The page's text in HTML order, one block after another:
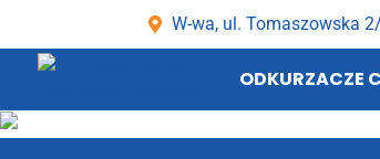
W-wa, ul. Tomaszowska
ODKURZACZE